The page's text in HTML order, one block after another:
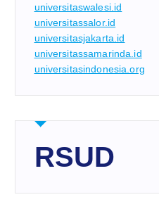
universitaswalesi.id
universitassalor.id
universitasjakarta.id
universitassamarinda.id
universitasindonesia.org
RSUD